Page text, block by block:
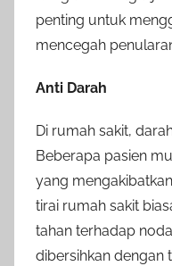
penting untuk
mencegah
Anti Darah
Di rumah sakit,
Beberapa pasien
yang
tirai rumah sakit
tahan terhadap
dibersihkan dengan